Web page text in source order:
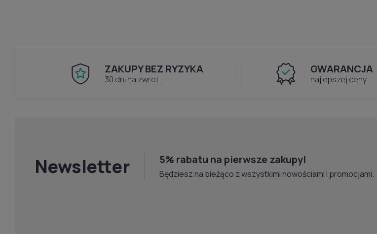
ZAKUPY BEZ RYZYKA
30 dni na zwrot
GWARANCJA
najlepszej ceny
Newsletter 5% rabatu na pierwsze zakupy!
Będziesz na bieżąco z wszystkimi nowościami i promocjami.